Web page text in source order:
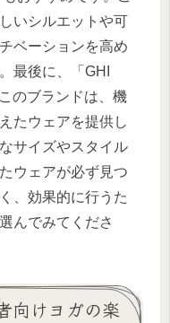
いシルエットや可
ベーションを高め
最後に、「GHI
のブランドは、機
たウェアを提供し
サイズやスタイル
ウェアが必ず見つ
、効果的に行うた
んでみてくださ
向けヨガの楽